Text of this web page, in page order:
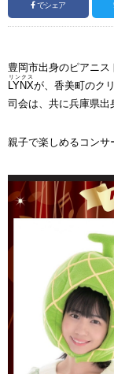
でシェア
豊岡市出身のピアニス
LYNX
リンクス
が、香美町のク
司会は、共に兵庫県出
親子で楽しめるコンサ